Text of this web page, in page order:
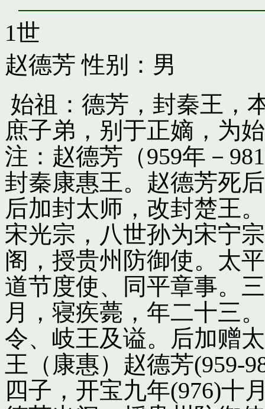
1世
赵德芳 性别：男
始祖：德芳，封秦王，
庶子弟，别于正嫡，为
注：赵德芳（959年－
封秦康惠王。赵德芳死
后加封太师，改封楚王
宋光宗，八世孙为宋宁
阁，授贵州防御使。太
道节度使、同平章事。
月，寝疾薨，年二十三
令、岐王及谥。后加赠
王（康惠）赵德芳(959-
四子，开宝九年(976)十